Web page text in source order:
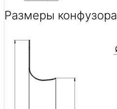
Размеры конфузора